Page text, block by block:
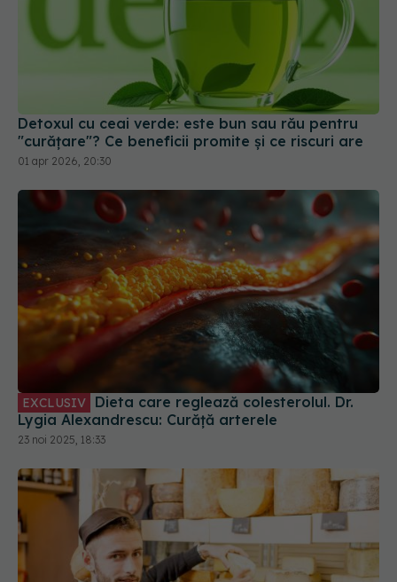
Detoxul cu ceai verde: este bun sau rău pentru
"curățare"? Ce beneficii promite și ce riscuri are
01 apr 2026, 20:30
EXCLUSIV
Lygia Alexandrescu: Curăță arterele
23 noi 2025, 18:33